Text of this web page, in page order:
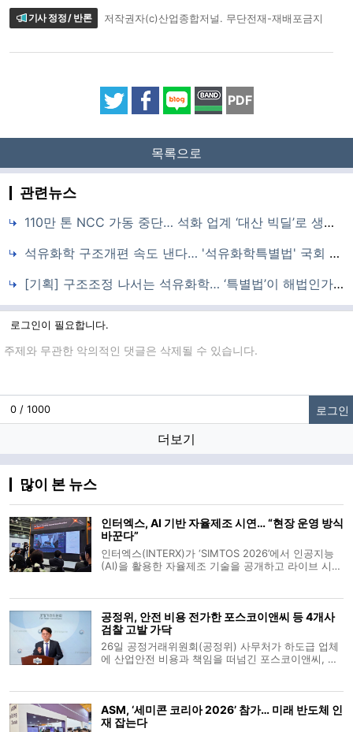
기사 정정 / 반론 저작권자(c)산업종합저널. 무단전재-재배포금지
PDF
목록으로
관련뉴스
110만 톤 NCC 가동 중단… 석화 업계 ‘대산 빅딜’로 생존 활로 뚫는다
석유화학 구조개편 속도 낸다… '석유화학특별법' 국회 통과
[기획] 구조조정 나서는 석유화학… ‘특별법’이 해법인가, 면죄부인가
로그인이 필요합니다.
글입력
0 / 1000 로그인
더보기
많이 본 뉴스
인터엑스, AI 기반 자율제조 시연… “현장 운영 방식
바꾼다”
인터엑스(INTERX)가 ‘SIMTOS 2026’에서 인공지능
(AI)을 활용한 자율제조 기술을 공개하고 라이브 시연
Machine)’을 선보
공정위, 안전 비용 전가한 포스코이앤씨 등 4개사
검찰 고발 가닥
26일 공정거래위원회(공정위) 사무처가 하도급 업체
에 산업안전 비용과 책임을 떠넘긴 포스코이앤씨, 케
비용을 전가하는 행위는 하도급 업
ASM, ‘세미콘 코리아 2026’ 참가… 미래 반도체 인
재 잡는다